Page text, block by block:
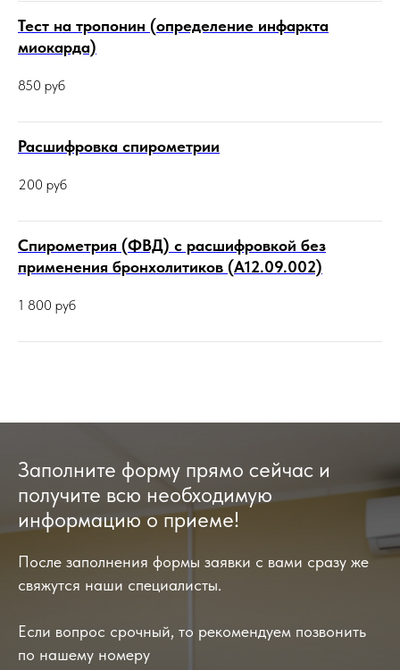
Тест на тропонин (определение инфаркта
миокарда)
850 руб
Расшифровка спирометрии
200 руб
Спирометрия (ФВД) с расшифровкой без
применения бронхолитиков (А12.09.002)
1 800 руб
Заполните форму прямо сейчас и
получите всю необходимую
информацию о приеме!
После заполнения формы заявки с вами сразу же
свяжутся наши специалисты.
Если вопрос срочный, то рекомендуем позвонить
по нашему номеру